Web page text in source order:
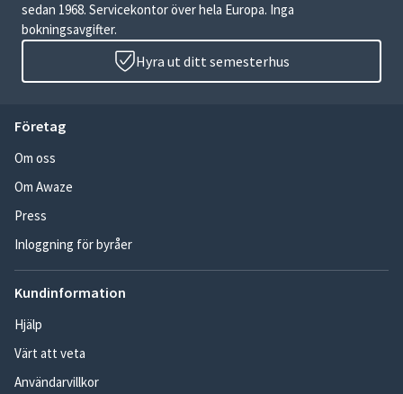
sedan 1968. Servicekontor över hela Europa. Inga
bokningsavgifter.
Hyra ut ditt semesterhus
Företag
Om oss
Om Awaze
Press
Inloggning för byråer
Kundinformation
Hjälp
Värt att veta
Användarvillkor